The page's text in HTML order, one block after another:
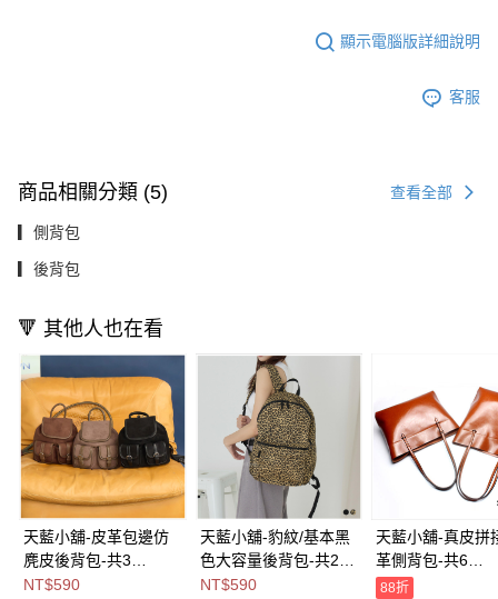
顯示電腦版詳細說明
客服
商品相關分類 (5) 查看全部
▎側背包
▎後背包
🔻 其他人也在看
天藍小舖-皮革包邊仿
麂皮後背包-共3
色-$590【A12122342
NT$590
天藍小舖-豹紋/基本黑
色大容量後背包-共2
色-$590【A12122315
NT$590
天藍小舖-真皮拼
革側背包-共6
色-$1380【
88折